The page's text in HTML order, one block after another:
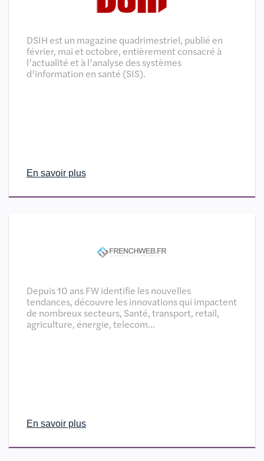
DSIH est un magazine quadrimestriel, publié en
février, mai et octobre, entièrement consacré à
l’actualité et à l’analyse des systèmes
d’information en santé (SIS).
En savoir plus
Depuis 10 ans FW identifie les nouvelles
tendances, découvre les innovations qui impactent
de nombreux secteurs, Santé, transport, retail,
agriculture, énergie, telecom…
En savoir plus